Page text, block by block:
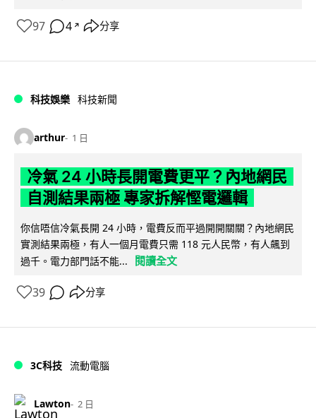
97 4 ↗ 分享
科技娛樂 科技新聞
arthur 1 日
冷氣 24 小時長開電費更平？內地網民
自測結果兩極 專家拆解慳電邏輯
你信唔信冷氣長開 24 小時，電費反而平過開開關關？內地網民
實測結果兩極，有人一個月電費只需 118 元人民幣，有人飆到
過千。電力部門話不能...
閱讀全文
39 分享
3C科技 流動電腦
Lawton 2 日